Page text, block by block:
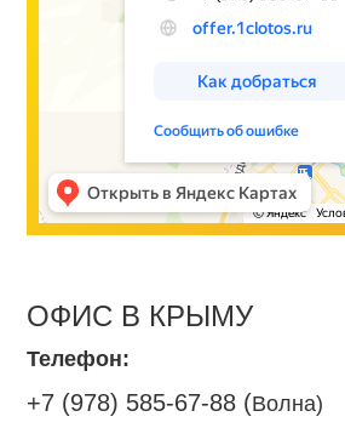
ОФИС В КРЫМУ
Телефон:
+7 (978) 585-67-88 (Волна)